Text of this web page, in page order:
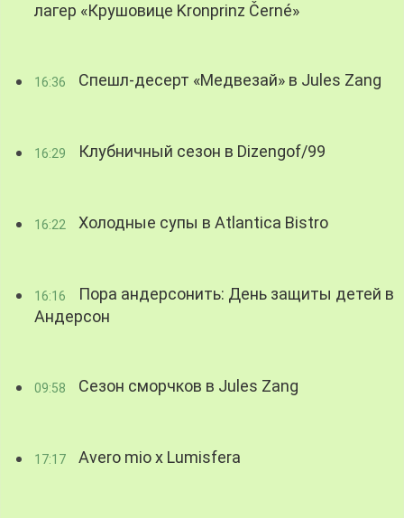
лагер «Крушовице Kronprinz Černé»
16:36 Спешл-десерт «Медвезай» в Jules Zang
16:29 Клубничный сезон в Dizengof/99
16:22 Холодные супы в Atlantica Bistro
16:16
Пора андерсонить: День защиты детей в
Андерсон
09:58 Сезон сморчков в Jules Zang
17:17 Avero mio x Lumisfera